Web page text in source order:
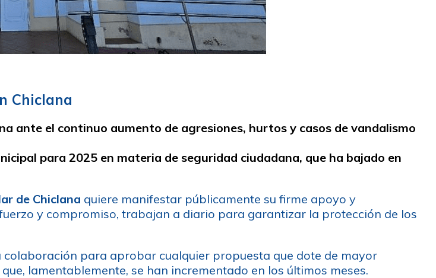
Chiclana
ante el continuo aumento de agresiones, hurtos y casos de vandalismo
para 2025 en materia de seguridad ciudadana, que ha bajado en
de Chiclana quiere manifestar públicamente su firme apoyo y
y compromiso, trabajan a diario para garantizar la protección de los
colaboración para aprobar cualquier propuesta que dote de mayor
lamentablemente, se han incrementado en los últimos meses.